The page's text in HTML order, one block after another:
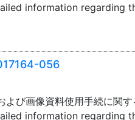
information regarding
056
よび画像資料使用手続に関
information regarding